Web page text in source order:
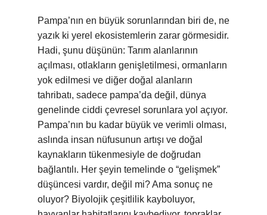
Pampa’nın en büyük sorunlarından biri de, ne
yazık ki yerel ekosistemlerin zarar görmesidir.
Hadi, şunu düşünün: Tarım alanlarının
açılması, otlakların genişletilmesi, ormanların
yok edilmesi ve diğer doğal alanların
tahribatı, sadece pampa’da değil, dünya
genelinde ciddi çevresel sorunlara yol açıyor.
Pampa’nın bu kadar büyük ve verimli olması,
aslında insan nüfusunun artışı ve doğal
kaynakların tükenmesiyle de doğrudan
bağlantılı. Her şeyin temelinde o “gelişmek”
düşüncesi vardır, değil mi? Ama sonuç ne
oluyor? Biyolojik çeşitlilik kayboluyor,